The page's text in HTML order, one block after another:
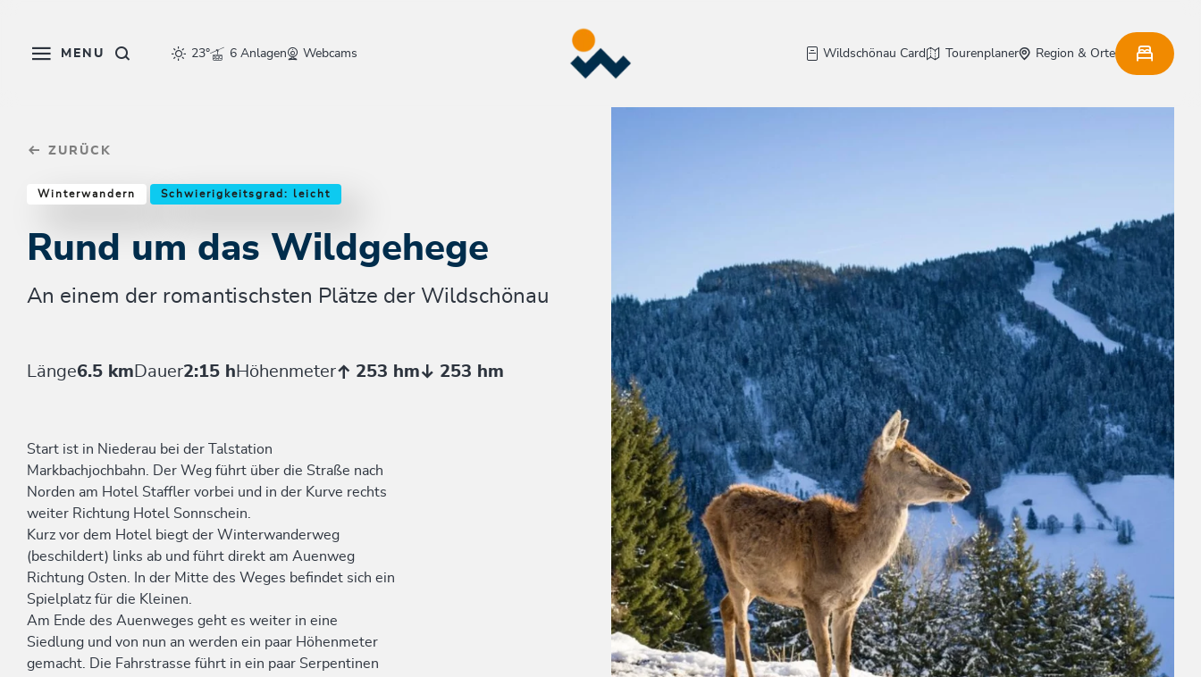
MENU 23° 6 Anlagen Webcams Wildschönau Card Tourenplaner Region & Orte
ZURÜCK
Winterwandern Schwierigkeitsgrad: leicht
Rund um das Wildgehege
An einem der romantischsten Plätze der Wildschönau
Länge6.5 km Dauer2:15 h Höhenmeter 253 hm 253 hm
Start ist in Niederau bei der Talstation
Markbachjochbahn. Der Weg führt über die Straße nach
Norden am Hotel Staffler vorbei und in der Kurve rechts
weiter Richtung Hotel Sonnschein.
Kurz vor dem Hotel biegt der Winterwanderweg
(beschildert) links ab und führt direkt am Auenweg
Richtung Osten. In der Mitte des Weges befindet sich ein
Spielplatz für die Kleinen.
Am Ende des Auenweges geht es weiter in eine
Siedlung und von nun an werden ein paar Höhenmeter
gemacht. Die Fahrstrasse führt in ein paar Serpentinen